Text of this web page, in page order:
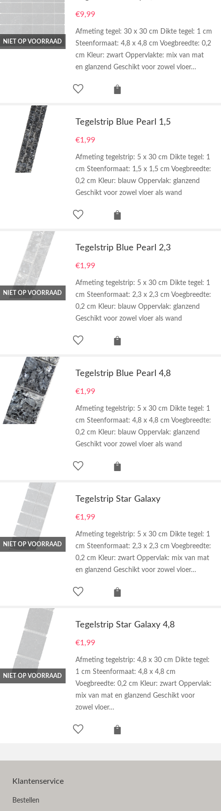
NIET OP VOORRAAD
€9,99
Afmeting tegel: 30 x 30 cm Dikte tegel: 1 cm
Steenformaat: 4,8 x 4,8 cm Voegbreedte: 0,2
cm Kleur: zwart Oppervlakte: mix van mat
en glanzend Geschikt voor zowel vloer…
Tegelstrip Blue Pearl 1,5
€1,99
Afmeting tegelstrip: 5 x 30 cm Dikte tegel: 1
cm Steenformaat: 1,5 x 1,5 cm Voegbreedte:
0,2 cm Kleur: blauw Oppervlak: glanzend
Geschikt voor zowel vloer als wand
NIET OP VOORRAAD
Tegelstrip Blue Pearl 2,3
€1,99
Afmeting tegelstrip: 5 x 30 cm Dikte tegel: 1
cm Steenformaat: 2,3 x 2,3 cm Voegbreedte:
0,2 cm Kleur: blauw Oppervlak: glanzend
Geschikt voor zowel vloer als wand
Tegelstrip Blue Pearl 4,8
€1,99
Afmeting tegelstrip: 5 x 30 cm Dikte tegel: 1
cm Steenformaat: 4,8 x 4,8 cm Voegbreedte:
0,2 cm Kleur: blauw Oppervlak: glanzend
Geschikt voor zowel vloer als wand
NIET OP VOORRAAD
Tegelstrip Star Galaxy
€1,99
Afmeting tegelstrip: 5 x 30 cm Dikte tegel: 1
cm Steenformaat: 2,3 x 2,3 cm Voegbreedte:
0,2 cm Kleur: zwart Oppervlak: mix van mat
en glanzend Geschikt voor zowel vloer…
NIET OP VOORRAAD
Tegelstrip Star Galaxy 4,8
€1,99
Afmeting tegelstrip: 4,8 x 30 cm Dikte tegel:
1 cm Steenformaat: 4,8 x 4,8 cm
Voegbreedte: 0,2 cm Kleur: zwart Oppervlak:
mix van mat en glanzend Geschikt voor
zowel vloer…
Klantenservice
Bestellen